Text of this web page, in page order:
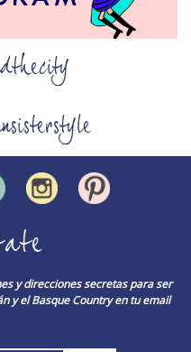
y direcciones secretas para ser
y el Basque Country en tu email